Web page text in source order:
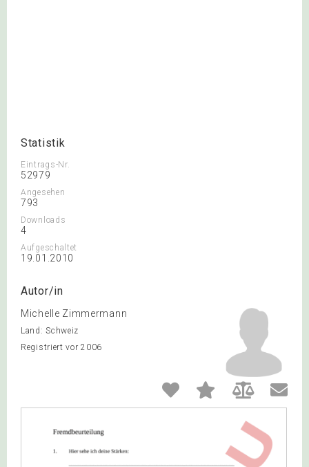
Statistik
Eintrags-Nr.
52979
Angesehen
793
Downloads
4
Aufgeschaltet
19.01.2010
Autor/in
Michelle Zimmermann
Land: Schweiz
Registriert vor 2006